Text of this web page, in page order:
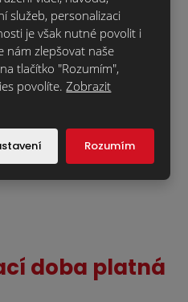
Klinker vzorkoven z
doba platná
služeb, personalizaci
je však nutné povolit i
nám zlepšovat naše
tlačítko "Rozumím",
povolíte. Zobrazit
Rozumím